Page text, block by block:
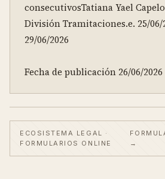
consecutivosTatiana Yael
División Tramitaciones.e. 25/06/
29/06/2026
Fecha de publicación 26/06/2026
ECOSISTEMA LEGAL ·
FORMULARIOS ONLINE
→